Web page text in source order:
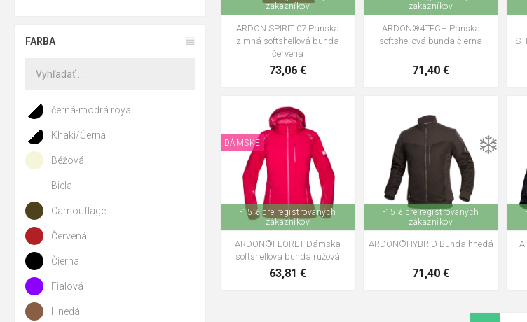
zákazníkov
ARDON SPIRIT 07 Pánska
zimná softshellová bunda
červená
73,06 €
zákazníkov
ARDON®4TECH Pánska
softshellová bunda čierna
71,40 €
-15% pre registrovaných
zákazníkov
DÁMSKE
ARDON®FLORET Dámska
softshellová bunda ružová
63,81 €
XS
-15% pre registrovaných
zákazníkov
❄️
ARDON®HYBRID Bunda hnedá
71,40 €
M XL
3XL
FARBA
černá-modrá royal
Khaki/Černá
Béžová
Biela
Camouflage
Červená
Čierna
Fialová
Hnedá